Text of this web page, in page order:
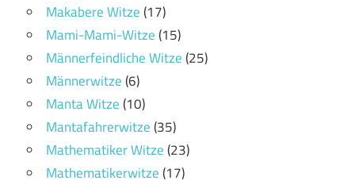
Makabere Witze(17)
Mami-Mami-Witze(15)
Männerfeindliche Witze(25)
Männerwitze(6)
Manta Witze(10)
Mantafahrerwitze(35)
Mathematiker Witze(23)
Mathematikerwitze(17)